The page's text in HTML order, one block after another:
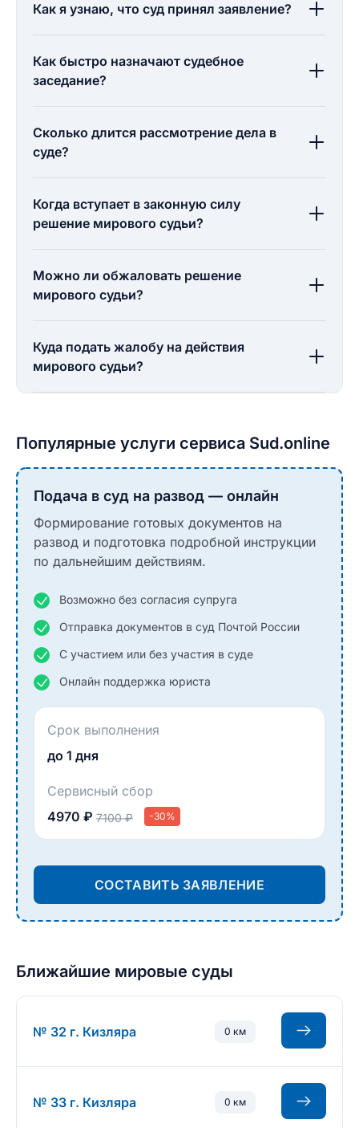
Как я узнаю, что суд принял заявление?
Как быстро назначают судебное
заседание?
Сколько длится рассмотрение дела в
суде?
Когда вступает в законную силу
решение мирового судьи?
Можно ли обжаловать решение
мирового судьи?
Куда подать жалобу на действия
мирового судьи?
Популярные услуги сервиса Sud.online
Подача в суд на развод — онлайн
Формирование готовых документов на
развод и подготовка подробной инструкции
по дальнейшим действиям.
Возможно без согласия супруга
Отправка документов в суд Почтой России
С участием или без участия в суде
Онлайн поддержка юриста
Срок выполнения
до 1 дня
Сервисный сбор
4970 ₽ 7100 ₽ -30%
СОСТАВИТЬ ЗАЯВЛЕНИЕ
Ближайшие мировые суды
№ 32 г. Кизляра 0 км
№ 33 г. Кизляра 0 км